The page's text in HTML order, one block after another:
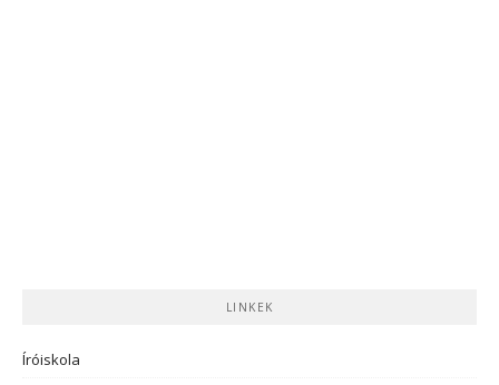
LINKEK
Íróiskola